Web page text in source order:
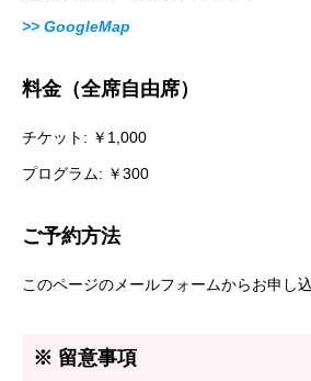
>> GoogleMap
料⾦（全席自由席）
チケット: ￥1,000
プログラム: ￥300
ご予約方法
このページのメールフォームからお申し
※ 留意事項